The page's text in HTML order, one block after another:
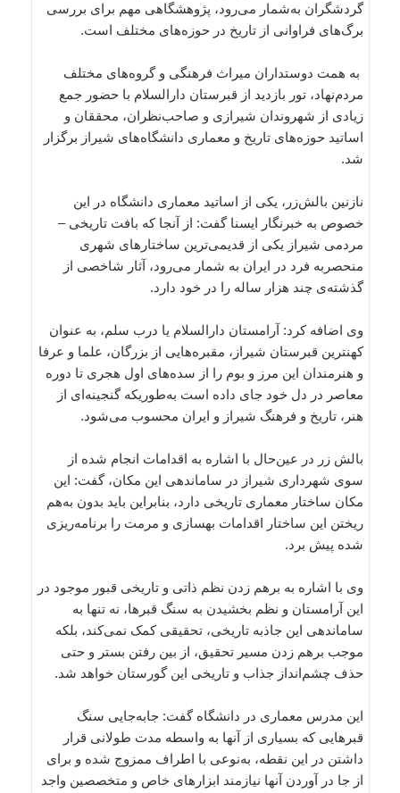
گردشگران به‌شمار می‌رود، پژوهشگاهی مهم برای بررسی
برگ‌های فراوانی از تاریخ در حوزه‌های مختلف است.
به همت دوستداران میراث فرهنگی و گروه‌های مختلف
مردم‌نهاد، تور بازدید از قبرستان دارالسلام با حضور جمع
زیادی از شهروندان شیرازی و صاحب‌نظران، محققان و
اساتید حوزه‌های تاریخ و معماری دانشگاه‌های شیراز برگزار
شد.
نازنین بالش‌زر، یکی از اساتید معماری دانشگاه در این
خصوص به خبرنگار ایسنا گفت: از آنجا که بافت تاریخی –
مردمی شیراز یکی از قدیمی‌ترین ساختارهای شهری
منحصربه فرد در ایران به شمار می‌رود، آثار شاخصی از
گذشته‌ی چند هزار ساله را در خود دارد.
وی اضافه کرد: آرامستان دارالسلام یا درب سلم، به عنوان
کهنترین قبرستان شیراز، مقبره‌هایی از بزرگان، علما و عرفا
و هنرمندان این مرز و بوم را از سده‌های اول هجری تا دوره
معاصر در دل خود جای داده است به‌طوریکه گنجینه‌ای از
هنر، تاریخ و فرهنگ شیراز و ایران محسوب می‌شود.
بالش زر در عین‌حال با اشاره به اقدامات انجام شده از
سوی شهرداری شیراز در ساماندهی این مکان، گفت: این
مکان ساختار معماری تاریخی دارد، بنابراین باید بدون به‌هم
ریختن این ساختار اقدامات بهسازی و مرمت را برنامه‌ریزی
شده پیش برد.
وی با اشاره به برهم زدن نظم ذاتی و تاریخی قبور موجود در
این آرامستان و نظم بخشیدن به سنگ قبرها، نه تنها به
ساماندهی این جاذبه تاریخی،‌ تحقیقی کمک نمی‌کند، بلکه
موجب برهم زدن مسیر تحقیق، از بین رفتن بستر و حتی
حذف چشم‌انداز جذاب و تاریخی این گورستان خواهد شد.
این مدرس معماری در دانشگاه گفت: جابه‌جایی سنگ
قبرهایی که بسیاری از آنها به واسطه مدت طولانی قرار
داشتن در این نقطه، به‌نوعی با اطراف ممزوج شده و برای
از جا در آوردن آنها نیازمند ابزارهای خاص و متخصصین واجد